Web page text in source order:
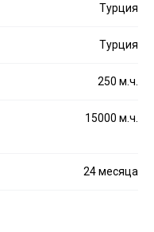
Турция
Турция
250 м.ч.
15000 м.ч.
24 месяца